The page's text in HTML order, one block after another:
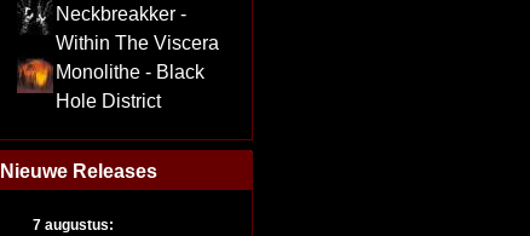
Neckbreakker -
Within The Viscera
Monolithe - Black
Hole District
Nieuwe Releases
7 augustus: